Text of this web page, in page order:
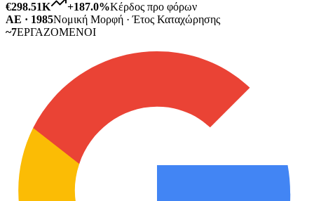
€298.51K
+187.0%Κέρδος προ φόρων
ΑΕ · 1985Νομική Μορφή · Έτος Καταχώρησης
~7ΕΡΓΑΖΟΜΕΝΟΙ